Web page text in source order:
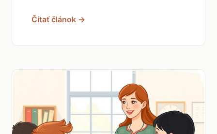
Čítať článok →